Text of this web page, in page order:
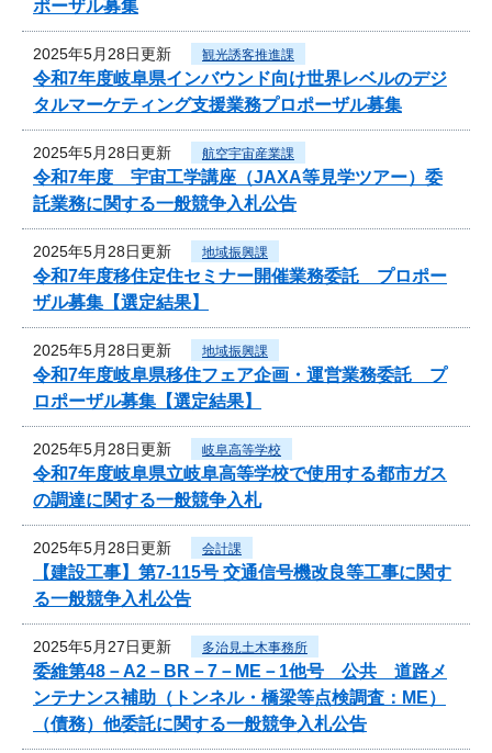
ポーザル募集
2025年5月28日更新 観光誘客推進課
令和7年度岐阜県インバウンド向け世界レベルのデジ
タルマーケティング支援業務プロポーザル募集
2025年5月28日更新 航空宇宙産業課
令和7年度 宇宙工学講座（JAXA等見学ツアー）委
託業務に関する一般競争入札公告
2025年5月28日更新 地域振興課
令和7年度移住定住セミナー開催業務委託 プロポー
ザル募集【選定結果】
2025年5月28日更新 地域振興課
令和7年度岐阜県移住フェア企画・運営業務委託 プ
ロポーザル募集【選定結果】
2025年5月28日更新 岐阜高等学校
令和7年度岐阜県立岐阜高等学校で使用する都市ガス
の調達に関する一般競争入札
2025年5月28日更新 会計課
【建設工事】第7-115号 交通信号機改良等工事に関す
る一般競争入札公告
2025年5月27日更新 多治見土木事務所
委維第48－A2－BR－7－ME－1他号 公共 道路メ
ンテナンス補助（トンネル・橋梁等点検調査：ME）
（債務）他委託に関する一般競争入札公告